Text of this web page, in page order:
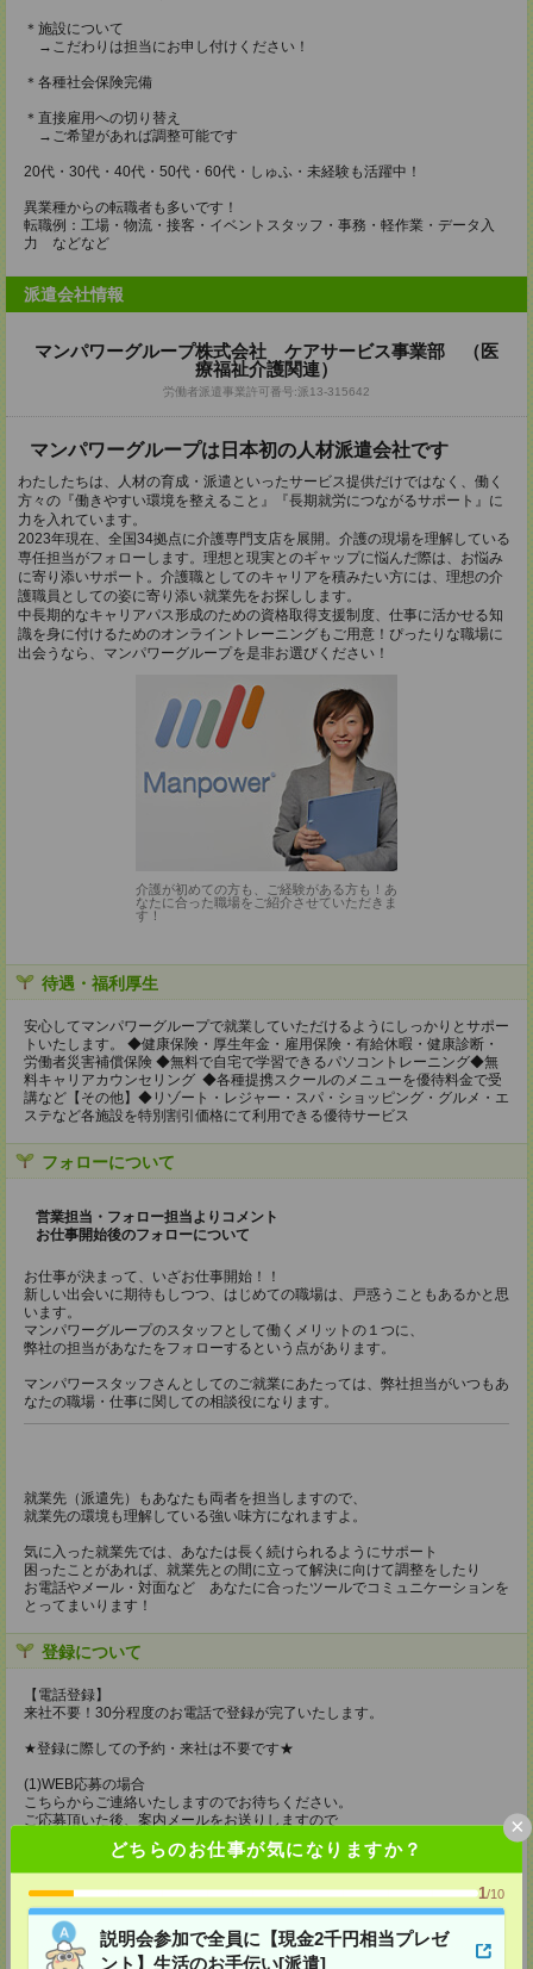
どちらのお仕事が気になりますか？
1/10
説明会参加で全員に【現金2千円相当プレゼ
ント】生活のお手伝い[派遣]
×
＊施設について
→こだわりは担当にお申し付けください！
＊各種社会保険完備
＊直接雇用への切り替え
→ご希望があれば調整可能です
20代・30代・40代・50代・60代・しゅふ・未経験も活躍中！
異業種からの転職者も多いです！
転職例：工場・物流・接客・イベントスタッフ・事務・軽作業・データ入
力 などなど
派遣会社情報
マンパワーグループ株式会社 ケアサービス事業部 （医
療福祉介護関連）
労働者派遣事業許可番号:派13-315642
マンパワーグループは日本初の人材派遣会社です
わたしたちは、人材の育成・派遣といったサービス提供だけではなく、働く
方々の『働きやすい環境を整えること』『長期就労につながるサポート』に
力を入れています。
2023年現在、全国34拠点に介護専門支店を展開。介護の現場を理解している
専任担当がフォローします。理想と現実とのギャップに悩んだ際は、お悩み
に寄り添いサポート。介護職としてのキャリアを積みたい方には、理想の介
護職員としての姿に寄り添い就業先をお探しします。
中長期的なキャリアパス形成のための資格取得支援制度、仕事に活かせる知
識を身に付けるためのオンライントレーニングもご用意！ぴったりな職場に
出会うなら、マンパワーグループを是非お選びください！
介護が初めての方も、ご経験がある方も！あ
なたに合った職場をご紹介させていただきま
す！
待遇・福利厚生
安心してマンパワーグループで就業していただけるようにしっかりとサポー
トいたします。 ◆健康保険・厚生年金・雇用保険・有給休暇・健康診断・
労働者災害補償保険 ◆無料で自宅で学習できるパソコントレーニング◆無
料キャリアカウンセリング ◆各種提携スクールのメニューを優待料金で受
講など【その他】◆リゾート・レジャー・スパ・ショッピング・グルメ・エ
ステなど各施設を特別割引価格にて利用できる優待サービス
フォローについて
営業担当・フォロー担当よりコメント
お仕事開始後のフォローについて
お仕事が決まって、いざお仕事開始！！
新しい出会いに期待もしつつ、はじめての職場は、戸惑うこともあるかと思
います。
マンパワーグループのスタッフとして働くメリットの１つに、
弊社の担当があなたをフォローするという点があります。
マンパワースタッフさんとしてのご就業にあたっては、弊社担当がいつもあ
なたの職場・仕事に関しての相談役になります。
就業先（派遣先）もあなたも両者を担当しますので、
就業先の環境も理解している強い味方になれますよ。
気に入った就業先では、あなたは長く続けられるようにサポート
困ったことがあれば、就業先との間に立って解決に向けて調整をしたり
お電話やメール・対面など あなたに合ったツールでコミュニケーションを
とってまいります！
登録について
【電話登録】
来社不要！30分程度のお電話で登録が完了いたします。
★登録に際しての予約・来社は不要です★
(1)WEB応募の場合
こちらからご連絡いたしますのでお待ちください。
ご応募頂いた後、案内メールをお送りしますので
内容をご確認ください。
(2)電話応募の場合
お時間のあるときにお電話にてご応募いただければ
その場で登録も可能です。
持ち物